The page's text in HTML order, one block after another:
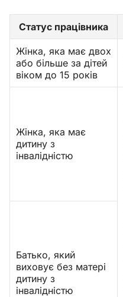
Статус працівника
Жінка, яка має двох
або більше за дітей
віком до 15 років
Жінка, яка має
дитину з
інвалідністю
Батько, який
виховує без матері
дитину з
інвалідністю